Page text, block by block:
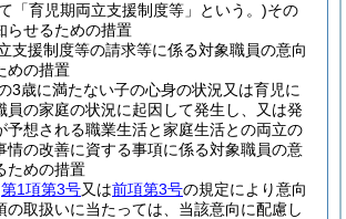
「育児期両立支援制度等」という。)その
らせるための措置
支援制度等の請求等に係る対象職員の意向
めの措置
3歳に満たない子の心身の状況又は育児に
員の家庭の状況に起因して発生し、又は発
予想される職業生活と家庭生活との両立の
情の改善に資する事項に係る対象職員の意
ための措置
第1項第3号又は前項第3号の規定により意向
の取扱いに当たっては、当該意向に配慮し